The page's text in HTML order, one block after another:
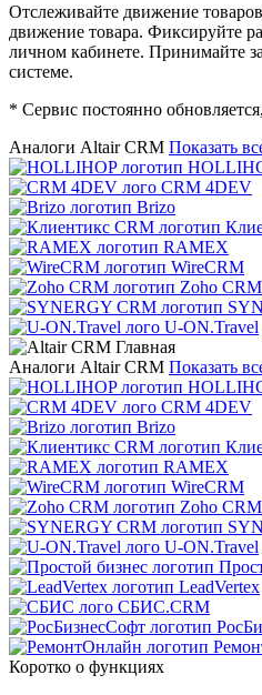
Отслеживайте движение
движение товара. Фиксируйте
личном кабинете. Принимайте
системе.
* Сервис постоянно
Аналоги Altair CRM Показать
CRM 4DEV
Brizo
RAMEX
WireCRM
Zoho CRM
U-ON.Travel
Аналоги Altair CRM Показать
CRM 4DEV
Brizo
RAMEX
WireCRM
Zoho CRM
U-ON.Travel
LeadVertex
СБИС.CRM
Коротко о функциях